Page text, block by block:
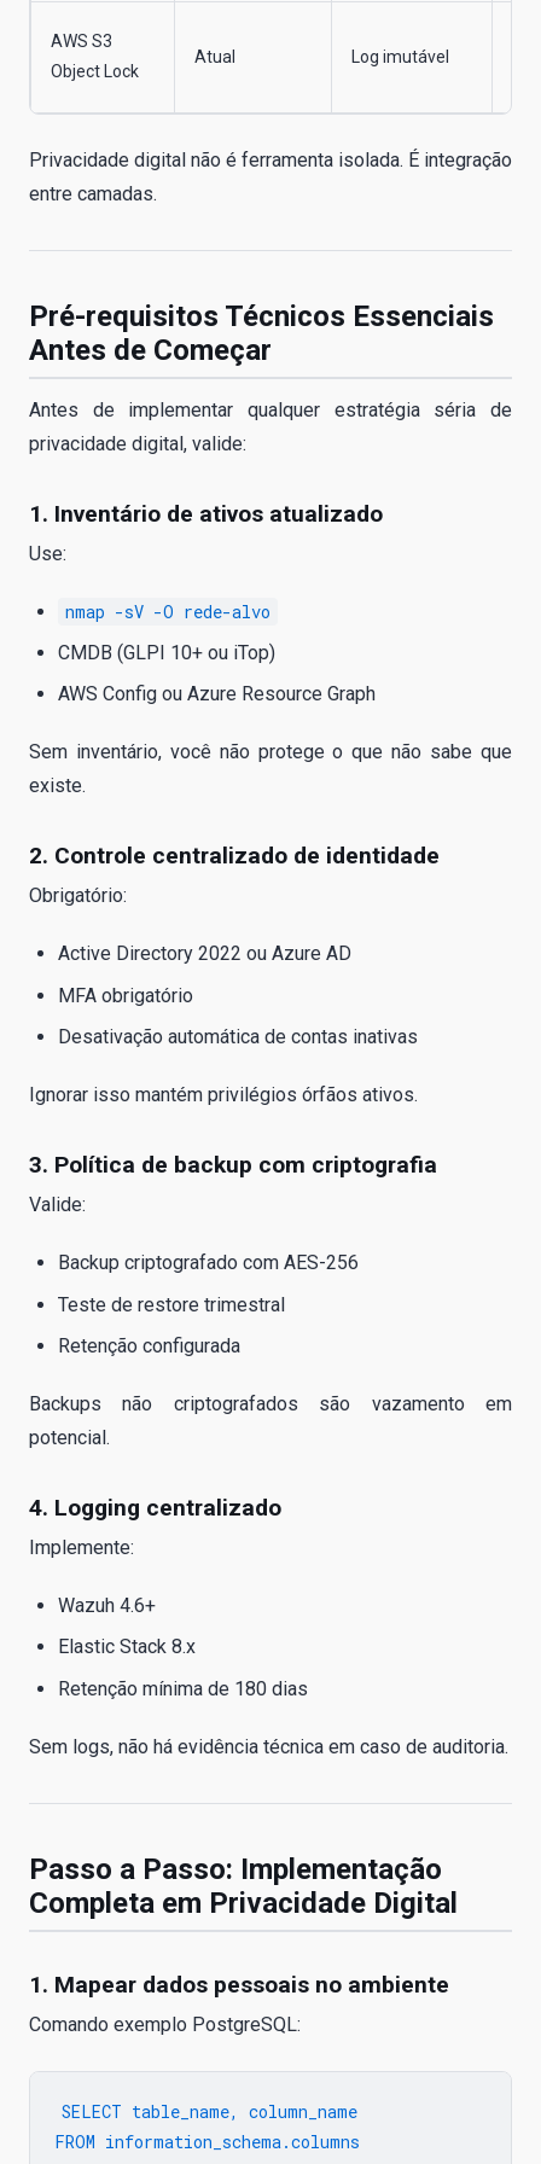
AWS S3
Object Lock
Atual Log imutável
Privacidade digital não é ferramenta isolada. É integração
entre camadas.
Pré-requisitos Técnicos Essenciais
Antes de Começar
Antes de implementar qualquer estratégia séria de
privacidade digital, valide:
1. Inventário de ativos atualizado
Use:
nmap -sV -O rede-alvo
CMDB (GLPI 10+ ou iTop)
AWS Config ou Azure Resource Graph
Sem inventário, você não protege o que não sabe que
existe.
2. Controle centralizado de identidade
Obrigatório:
Active Directory 2022 ou Azure AD
MFA obrigatório
Desativação automática de contas inativas
Ignorar isso mantém privilégios órfãos ativos.
3. Política de backup com criptografia
Valide:
Backup criptografado com AES-256
Teste de restore trimestral
Retenção configurada
Backups não criptografados são vazamento em
potencial.
4. Logging centralizado
Implemente:
Wazuh 4.6+
Elastic Stack 8.x
Retenção mínima de 180 dias
Sem logs, não há evidência técnica em caso de auditoria.
Passo a Passo: Implementação
Completa em Privacidade Digital
1. Mapear dados pessoais no ambiente
Comando exemplo PostgreSQL:
SELECT table_name, column_name
FROM information_schema.columns